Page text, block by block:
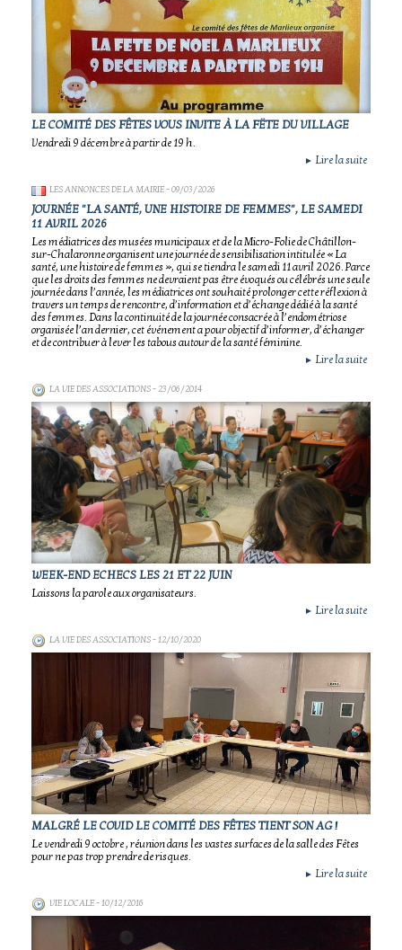
LE COMITÉ DES FÊTES VOUS INVITE À LA FËTE DU VILLAGE
Vendredi 9 décembre à partir de 19 h.
► Lire la suite
LES ANNONCES DE LA MAIRIE- 09/03/2026
JOURNÉE "LA SANTÉ, UNE HISTOIRE DE FEMMES", LE SAMEDI
11 AVRIL 2026
Les médiatrices des musées municipaux et de la Micro-Folie de Châtillon-
sur-Chalaronne organisent une journée de sensibilisation intitulée « La
santé, une histoire de femmes », qui se tiendra le samedi 11 avril 2026. Parce
que les droits des femmes ne devraient pas être évoqués ou célébrés une seule
journée dans l’année, les médiatrices ont souhaité prolonger cette réflexion à
travers un temps de rencontre, d’information et d’échange dédié à la santé
des femmes. Dans la continuité de la journée consacrée à l’endométriose
organisée l’an dernier, cet événement a pour objectif d’informer, d’échanger
et de contribuer à lever les tabous autour de la santé féminine.
► Lire la suite
LA VIE DES ASSOCIATIONS- 23/06/2014
WEEK-END ECHECS LES 21 ET 22 JUIN
Laissons la parole aux organisateurs.
► Lire la suite
LA VIE DES ASSOCIATIONS- 12/10/2020
MALGRÉ LE COVID LE COMITÉ DES FÊTES TIENT SON AG !
Le vendredi 9 octobre , réunion dans les vastes surfaces de la salle des Fêtes
pour ne pas trop prendre de risques.
► Lire la suite
VIE LOCALE- 10/12/2016